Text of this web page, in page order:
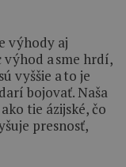
výhody aj
výhod a sme hrdí,
vyššie a to je
bojovať. Naša
tie ázijské, čo
presnosť,